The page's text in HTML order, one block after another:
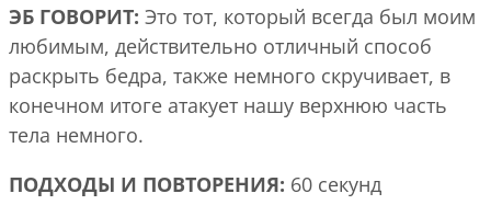
ЭБ ГОВОРИТ: Это тот, который всегда был моим
любимым, действительно отличный способ
раскрыть бедра, также немного скручивает, в
конечном итоге атакует нашу верхнюю часть
тела немного.
ПОДХОДЫ И ПОВТОРЕНИЯ: 60 секунд